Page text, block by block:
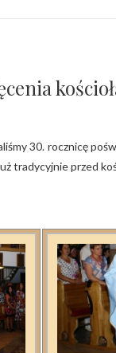
tradycyjnie przed